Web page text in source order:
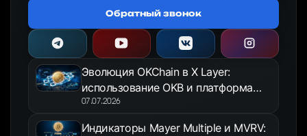
Обратный звонок
Эволюция OKChain в X Layer:
использование OKB и платформа
OKX Jumpstart в 2026 году
07.07.2026
Индикаторы Mayer Multiple и MVRV: